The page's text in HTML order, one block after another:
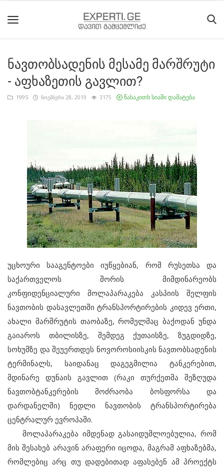
მთავარი
მიმდინარე
მოვლენები
მოძრაობის
ისტორია
სტატიები
ნავთობსადენის მესამე მარშრუტი
- აფხაზეთის გავლით?
1995 ნოემბერი 28, 2019 3175 წასაკითხ სიაში დამატება
უცხოური სააგენტოები იუწყებიან, რომ რუსეთსა და
საქართველოს შორის მიმდინარეობს
კონფიდენციალური მოლაპარაკება კასპიის შელფის
ნავთობის დასავლეთში ტრანსპორტირების კიდევ ერთი,
ახალი მარშრუტის თაობაზე, რომელმაც ბაქოდან უნდა
გაიაროს თბილისზე, შემდეგ ქუთაისზე, ზუგდიდზე,
სოხუმზე და შეუერთდეს ნოვოროსიისკის ნავთობსადენის
ტერმინალს, საიდანაც დაგეგმილია ტანკერებით,
მდინარე დუნაის გავლით (რაკი თურქეთმა შეზღუდა
ნავთობტანკერების მოძრაობა ბოსფორსა და
დარდანელში) ნედლი ნავთობის ტრანსპორტირება
ცენტრალურ ევროპაში.
მოლაპარაკება იმდენად გასაიდუმლოებულია, რომ
მის შესახებ არავინ არაფერი იცოდა, მაგრამ აფხაზებმა,
რომლებიც არც თუ დადებითად აფასებენ ამ პროექტს